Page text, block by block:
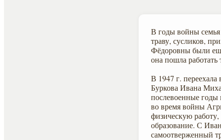
В годы войны
траву, сусликов,
Фёдоровны были
она пошла работать
В 1947 г.
Буркова Ивана
послевоенные годы
во время войны
физическую
образование. С
самоотверженный